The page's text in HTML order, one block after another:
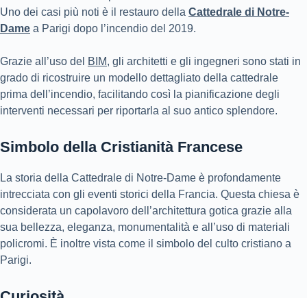
Uno dei casi più noti è il restauro della Cattedrale di Notre-
Dame a Parigi dopo l’incendio del 2019.
Grazie all’uso del BIM, gli architetti e gli ingegneri sono stati in
grado di ricostruire un modello dettagliato della cattedrale
prima dell’incendio, facilitando così la pianificazione degli
interventi necessari per riportarla al suo antico splendore.
Simbolo della Cristianità Francese
La storia della Cattedrale di Notre-Dame è profondamente
intrecciata con gli eventi storici della Francia. Questa chiesa è
considerata un capolavoro dell’architettura gotica grazie alla
sua bellezza, eleganza, monumentalità e all’uso di materiali
policromi. È inoltre vista come il simbolo del culto cristiano a
Parigi.